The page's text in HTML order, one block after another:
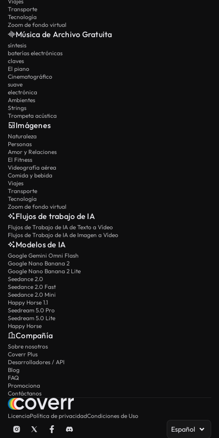
Transporte
Tecnología
Zoom de fondo virtual
Música de Archivo Gratuita
síntesis
baterías electrónicas
claves
El piano
Cinematográfico
suave
electrónica
Ambientes
Strings
Trompeta acústica
Imágenes
Naturaleza
Personas
Amor y Relaciones
El Fitness
Videografía aérea
Comida y bebida
Viajes
Transporte
Tecnología
Zoom de fondo virtual
Flujos de trabajo de IA
Flujos de Trabajo de IA de Texto a Vídeo
Flujos de Trabajo de IA de Imagen a Vídeo
Modelos de IA
Google Gemini Omni Flash
Google Nano Banana 2
Google Nano Banana 2 Lite
Seedance 2.0
Seedance 2.0 Fast
Seedance 2.0 Mini
Happy Horse 1.1
Seedream 5.0 Pro
Seedream 5.0 Lite
Happy Horse
Compañía
Sobre nosotros
Coverr Plus
Desarrolladores / API
Blog
FAQ
Promociona
Contáctanos
LicenciaPolítica de privacidadCondiciones de Uso
Español